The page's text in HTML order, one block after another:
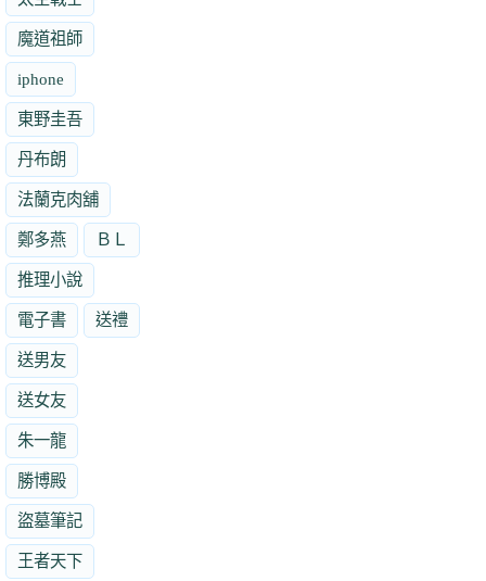
魔道祖師
iphone
東野圭吾
丹布朗
法蘭克肉舖
鄭多燕 ＢＬ
推理小說
電子書 送禮
送男友
送女友
朱一龍
勝博殿
盜墓筆記
王者天下